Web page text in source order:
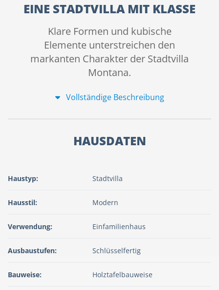
EINE STADTVILLA MIT KLASSE
Klare Formen und kubische
Elemente unterstreichen den
markanten Charakter der Stadtvilla
Montana.
Vollständige Beschreibung
HAUSDATEN
Haustyp: Stadtvilla
Hausstil: Modern
Verwendung: Einfamilienhaus
Ausbaustufen: Schlüsselfertig
Bauweise: Holztafelbauweise